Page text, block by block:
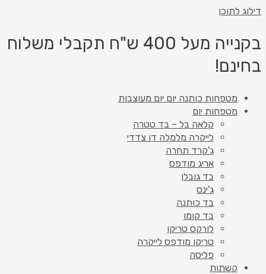
דילוג לתוכן
בקנייה מעל 400 ש"ח תקבלי משלוח
בחינם!
מטפחות כותנה יום יום מעוצבות
מטפחות יום
קלאה בל – בד טטרה
לייקרה מלמלה דו צדדי
ג'קרד תחרה
אריג מודפס
בד גובלן
ג'ינס
בד כותנה
בד קומו
לורקס טריקו
טריקו מודפס לייקרה
פליסה
קשתות